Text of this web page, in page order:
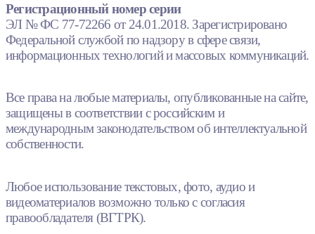
Регистрационный номер серии
ЭЛ № ФС 77-72266 от 24.01.2018. Зарегистрировано
Федеральной службой по надзору в сфере связи,
информационных технологий и массовых коммуникаций.
Все права на любые материалы, опубликованные на сайте,
защищены в соответствии с российским и
международным законодательством об интеллектуальной
собственности.
Любое использование текстовых, фото, аудио и
видеоматериалов возможно только с согласия
правообладателя (ВГТРК).